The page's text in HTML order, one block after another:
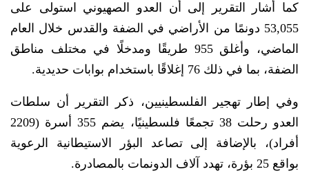
كما أشار التقرير إلى أن العدو الصهيوني استولى على
53,055 دونمًا من الأراضي في الضفة والقدس خلال العام
الماضي، وأغلق 955 طريقًا ومدخلًا في مختلف مناطق
الضفة، بما في ذلك 76 إغلاقًا باستخدام بوابات حديدية.
وفي إطار تهجير الفلسطينيين، ذكر التقرير أن سلطات
العدو رحلت 38 تجمعًا فلسطينيًا، يضم 355 أسرة (2209
أفراد)، بالإضافة إلى تصاعد البؤر الاستيطانية الرعوية
بواقع 25 بؤرة، تهدد آلاف الدونمات بالمصادرة.